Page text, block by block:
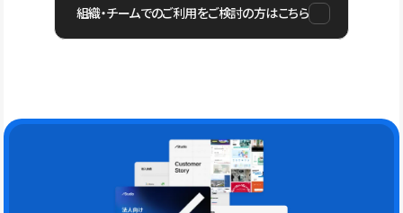
組織・チームでのご利用をご検討の方はこちら